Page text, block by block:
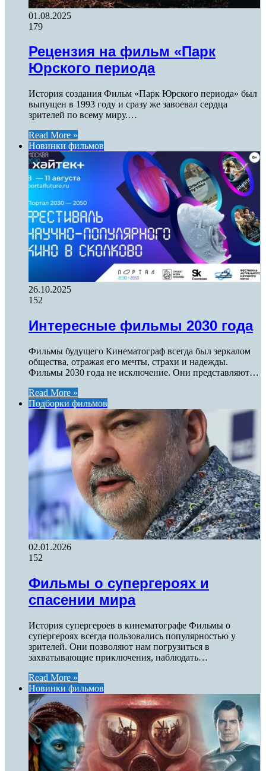
01.08.2025
179
Рецензия на фильм «Парк
Юрского периода
История создания Фильм «Парк Юрского периода» был
выпущен в 1993 году и сразу же завоевал сердца
зрителей по всему миру.…
Read More »
Новинки фильмов
26.10.2025
152
Интересные фильмы 2030 года
Фильмы будущего Кинематограф всегда был зеркалом
общества, отражая его мечты, страхи и надежды.
Фильмы 2030 года не исключение. Они представляют…
Read More »
Подборки фильмов
02.01.2026
152
Фильмы о супергероях и
спасении мира
История супергероев в кинематографе Фильмы о
супергероях всегда пользовались популярностью у
зрителей. Они позволяют нам погрузиться в
захватывающие приключения, наблюдать…
Read More »
Новинки фильмов